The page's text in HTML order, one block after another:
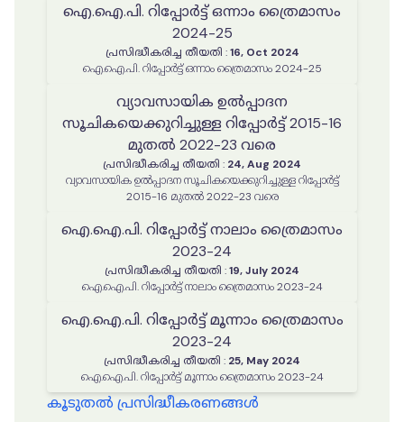
ഐ.ഐ.പി. റിപ്പോർട്ട് ഒന്നാം ത്രൈമാസം
2024-25
പ്രസിദ്ധീകരിച്ച തീയതി : 16, Oct 2024
ഐ.ഐ.പി. റിപ്പോർട്ട് ഒന്നാം ത്രൈമാസം 2024-25
വ്യാവസായിക ഉൽപ്പാദന
സൂചികയെക്കുറിച്ചുള്ള റിപ്പോർട്ട് 2015-16
മുതൽ 2022-23 വരെ
പ്രസിദ്ധീകരിച്ച തീയതി : 24, Aug 2024
വ്യാവസായിക ഉൽപ്പാദന സൂചികയെക്കുറിച്ചുള്ള റിപ്പോർട്ട്
2015-16 മുതൽ 2022-23 വരെ
ഐ.ഐ.പി. റിപ്പോർട്ട് നാലാം ത്രൈമാസം
2023-24
പ്രസിദ്ധീകരിച്ച തീയതി :19, July 2024
ഐ.ഐ.പി. റിപ്പോർട്ട് നാലാം ത്രൈമാസം 2023-24
ഐ.ഐ.പി. റിപ്പോർട്ട് മൂന്നാം ത്രൈമാസം
2023-24
പ്രസിദ്ധീകരിച്ച തീയതി : 25, May 2024
ഐ.ഐ.പി. റിപ്പോർട്ട് മൂന്നാം ത്രൈമാസം 2023-24
കൂടുതൽ പ്രസിദ്ധീകരണങ്ങൾ